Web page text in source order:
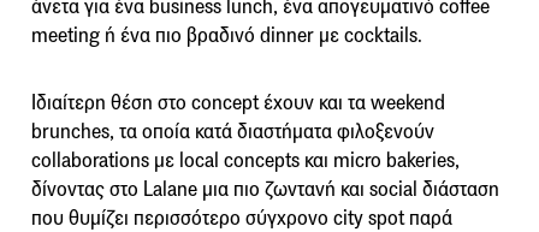
άνετα για ένα business lunch, ένα απογευματινό coffee
meeting ή ένα πιο βραδινό dinner με cocktails.
Ιδιαίτερη θέση στο concept έχουν και τα weekend
brunches, τα οποία κατά διαστήματα φιλοξενούν
collaborations με local concepts και micro bakeries,
δίνοντας στο Lalane μια πιο ζωντανή και social διάσταση
που θυμίζει περισσότερο σύγχρονο city spot παρά